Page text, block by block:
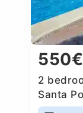
550€
2
Santa